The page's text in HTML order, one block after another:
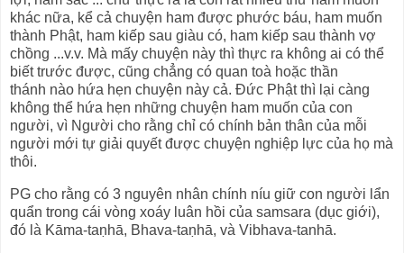
khác nữa, kể cả chuyện ham được phước báu, ham muốn
thành Phật, ham kiếp sau giàu có, ham kiếp sau thành vợ
chồng ...v.v. Mà mấy chuyện này thì thực ra không ai có thể
biết trước được, cũng chẳng có quan toà hoặc thần
thánh nào hứa hẹn chuyện này cả. Đức Phật thì lại càng
không thể hứa hẹn những chuyện ham muốn của con
người, vì Người cho rằng chỉ có chính bản thân của mỗi
người mới tự giải quyết được chuyện nghiệp lực của họ mà
thôi.
PG cho rằng có 3 nguyên nhân chính níu giữ con người lẩn
quẩn trong cái vòng xoáy luân hồi của samsara (dục giới),
đó là Kāma-taṇhā, Bhava-taṇhā, và Vibhava-tanhā.